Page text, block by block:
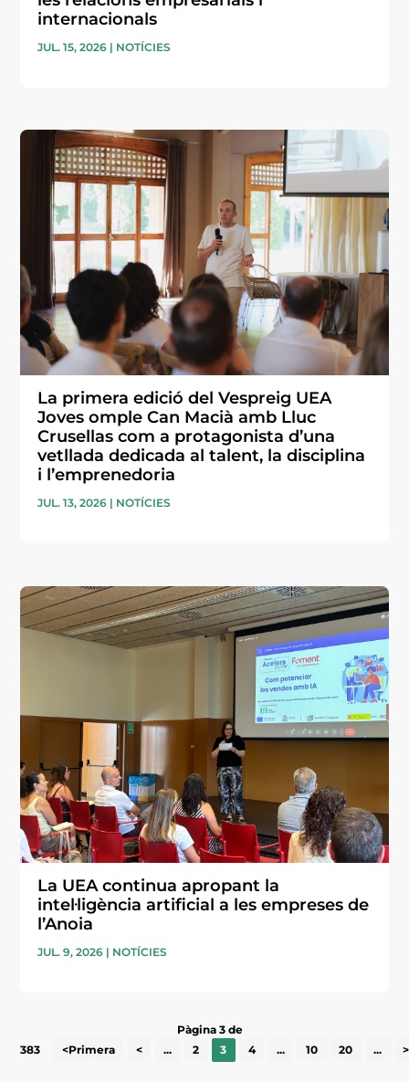
internacionals
JUL. 15, 2026 | NOTÍCIES
La primera edició del Vespreig UEA
Joves omple Can Macià amb Lluc
Crusellas com a protagonista d’una
vetllada dedicada al talent, la disciplina
i l’emprenedoria
JUL. 13, 2026 | NOTÍCIES
La UEA continua apropant la
intel·ligència artificial a les empreses de
l’Anoia
JUL. 9, 2026 | NOTÍCIES
Pàgina 3 de
383
<Primera < ... 2 3 4 ... 10 20 ... >